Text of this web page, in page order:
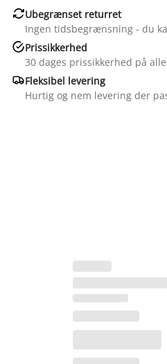
Ubegrænset returret
Ingen tidsbegrænsning - du
Prissikkerhed
30 dages prissikkerhed på
Fleksibel levering
Hurtig og nem levering der